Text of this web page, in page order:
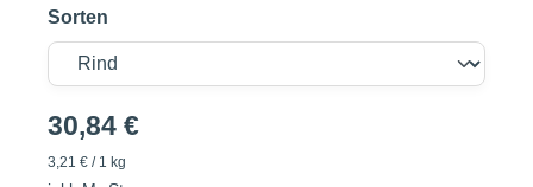
Sorten
30,84 €
3,21 € / 1 kg